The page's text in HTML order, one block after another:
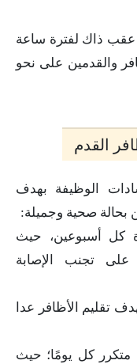
عقب ذاك لفترة ساعة
والقدمين على نحو
القدم
الوظيفة بهدف
بحالة صحية وجميلة:
كل أسبوعين، حيث
على تجنب الإصابة
تقليم الأظافر عدا
متكرر كل يومًا؛ حيث